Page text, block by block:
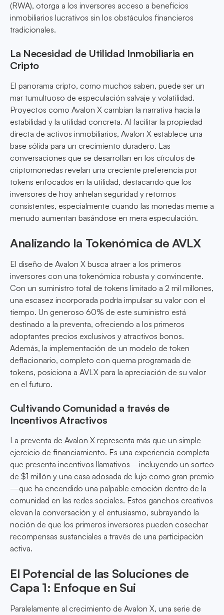
(RWA), otorga a los inversores acceso a beneficios
inmobiliarios lucrativos sin los obstáculos financieros
tradicionales.
La Necesidad de Utilidad Inmobiliaria en
Cripto
El panorama cripto, como muchos saben, puede ser un
mar tumultuoso de especulación salvaje y volatilidad.
Proyectos como Avalon X cambian la narrativa hacia la
estabilidad y la utilidad concreta. Al facilitar la propiedad
directa de activos inmobiliarios, Avalon X establece una
base sólida para un crecimiento duradero. Las
conversaciones que se desarrollan en los círculos de
criptomonedas revelan una creciente preferencia por
tokens enfocados en la utilidad, destacando que los
inversores de hoy anhelan seguridad y retornos
consistentes, especialmente cuando las monedas meme a
menudo aumentan basándose en mera especulación.
Analizando la Tokenómica de AVLX
El diseño de Avalon X busca atraer a los primeros
inversores con una tokenómica robusta y convincente.
Con un suministro total de tokens limitado a 2 mil millones,
una escasez incorporada podría impulsar su valor con el
tiempo. Un generoso 60% de este suministro está
destinado a la preventa, ofreciendo a los primeros
adoptantes precios exclusivos y atractivos bonos.
Además, la implementación de un modelo de token
deflacionario, completo con quema programada de
tokens, posiciona a AVLX para la apreciación de su valor
en el futuro.
Cultivando Comunidad a través de
Incentivos Atractivos
La preventa de Avalon X representa más que un simple
ejercicio de financiamiento. Es una experiencia completa
que presenta incentivos llamativos—incluyendo un sorteo
de $1 millón y una casa adosada de lujo como gran premio
—que ha encendido una palpable emoción dentro de la
comunidad en las redes sociales. Estos ganchos creativos
elevan la conversación y el entusiasmo, subrayando la
noción de que los primeros inversores pueden cosechar
recompensas sustanciales a través de una participación
activa.
El Potencial de las Soluciones de
Capa 1: Enfoque en Sui
Paralelamente al crecimiento de Avalon X, una serie de